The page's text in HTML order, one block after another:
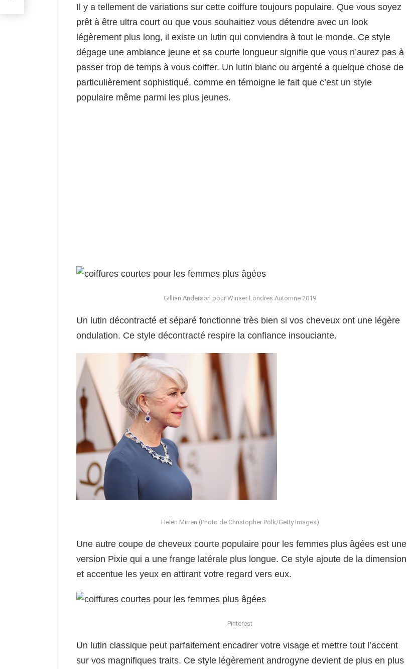
Il y a tellement de variations sur cette coiffure toujours populaire. Que vous soyez
prêt à être ultra court ou que vous souhaitiez vous détendre avec un look
légèrement plus long, il existe un lutin qui conviendra à tout le monde. Ce style
dégage une ambiance jeune et sa courte longueur signifie que vous n’aurez pas à
passer trop de temps à vous coiffer. Un lutin blanc ou argenté a quelque chose de
particulièrement sophistiqué, comme en témoigne le fait que c’est un style
populaire même parmi les plus jeunes.
Gillian Anderson pour Winser Londres Automne 2019
Un lutin décontracté et séparé fonctionne très bien si vos cheveux ont une légère
ondulation. Ce style décontracté respire la confiance insouciante.
Helen Mirren (Photo de Christopher Polk/Getty Images)
Une autre coupe de cheveux courte populaire pour les femmes plus âgées est une
version Pixie qui a une frange latérale plus longue. Ce style ajoute de la dimension
et accentue les yeux en attirant votre regard vers eux.
Pinterest
Un lutin classique peut parfaitement encadrer votre visage et mettre tout l’accent
sur vos magnifiques traits. Ce style légèrement androgyne devient de plus en plus